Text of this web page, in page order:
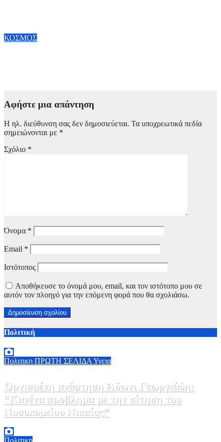
ΚΟΣΜΟΣ
Αφήστε μια απάντηση
Η ηλ. διεύθυνση σας δεν δημοσιεύεται. Τα υποχρεωτικά πεδία
σημειώνονται με *
Σχόλιο *
Όνομα *
Email *
Ιστότοπος
Αποθήκευσε το όνομά μου, email, και τον ιστότοπο μου σε
αυτόν τον πλοηγό για την επόμενη φορά που θα σχολιάσω.
Πολιτική
Πολιτικη ΠΡΩΤΗ ΣΕΛΙΔΑ Υγεια
Οργισμένη ανάρτηση Άδωνι Γεωργιάδη:
“Κανένα προβλημα με την σίτηση του
Νοσοκομείου Νικαίας”
Πολιτικη